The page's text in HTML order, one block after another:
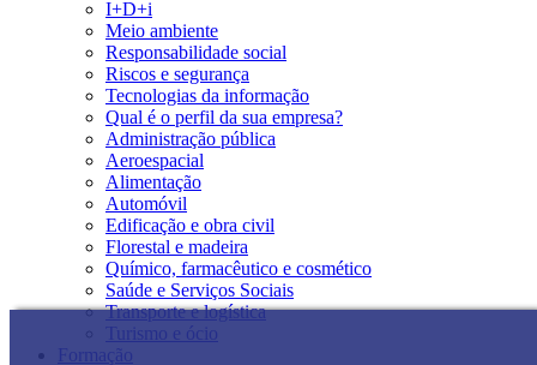
I+D+i
Meio ambiente
Responsabilidade social
Riscos e segurança
Tecnologias da informação
Qual é o perfil da sua empresa?
Administração pública
Aeroespacial
Alimentação
Automóvil
Edificação e obra civil
Florestal e madeira
Químico, farmacêutico e cosmético
Saúde e Serviços Sociais
Transporte e logística
Turismo e ócio
Formação